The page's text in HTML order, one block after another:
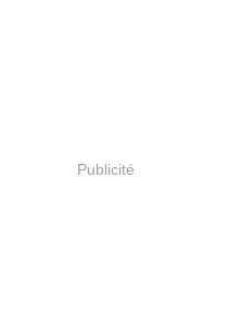
Publicité